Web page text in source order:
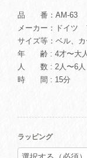
品 番：AM-63
メーカー：ドイツ
サイズ等：ベル、
年 齢 : 4才〜大人
人 数 : 2人〜6人
時 間 : 15分
ラッピング